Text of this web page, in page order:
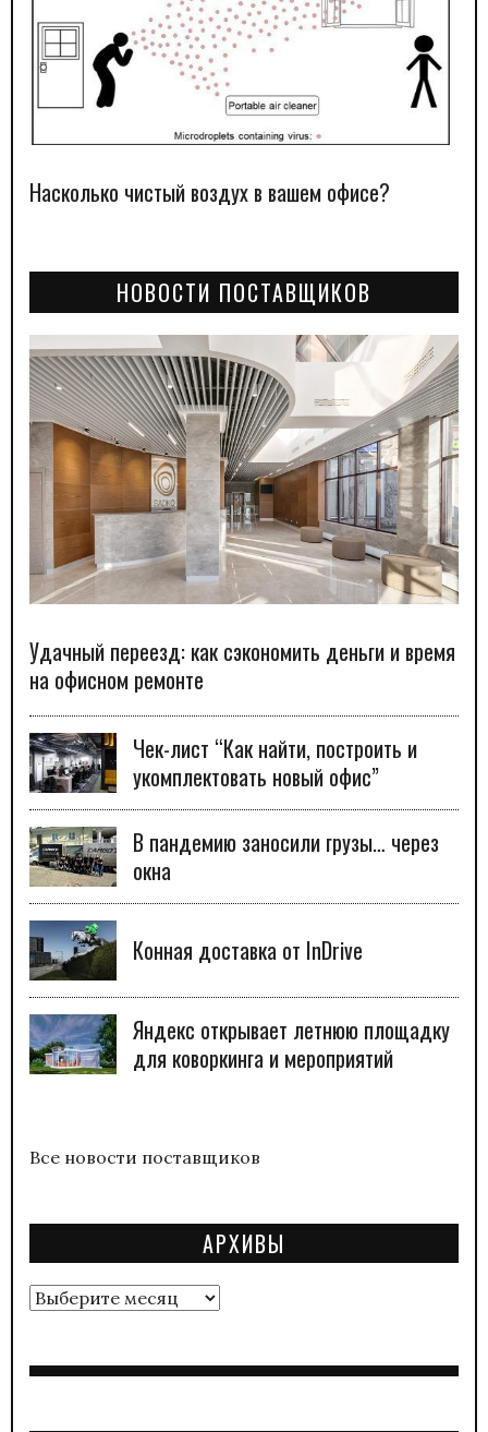
Насколько чистый воздух в вашем офисе?
НОВОСТИ ПОСТАВЩИКОВ
Удачный переезд: как сэкономить деньги и время
на офисном ремонте
Чек-лист “Как найти, построить и
укомплектовать новый офис”
В пандемию заносили грузы… через
окна
Конная доставка от InDrive
Яндекс открывает летнюю площадку
для коворкинга и мероприятий
Все новости поставщиков
АРХИВЫ
Архивы